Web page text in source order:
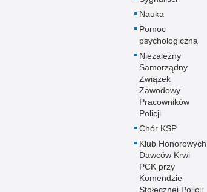
Nauka
Pomoc
psychologiczna
Niezależny
Samorządny
Związek
Zawodowy
Pracowników
Policji
Chór KSP
Klub Honorowych
Dawców Krwi
PCK przy
Komendzie
Stołecznej Policji